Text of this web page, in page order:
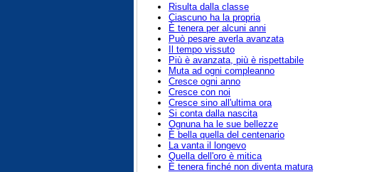
Risulta dalla classe
Ciascuno ha la propria
È tenera per alcuni anni
Può pesare averla avanzata
Il tempo vissuto
Più è avanzata, più è rispettabile
Muta ad ogni compleanno
Cresce ogni anno
Cresce con noi
Cresce sino all'ultima ora
Si conta dalla nascita
Ognuna ha le sue bellezze
È bella quella del centenario
La vanta il longevo
Quella dell'oro è mitica
È tenera finché non diventa matura